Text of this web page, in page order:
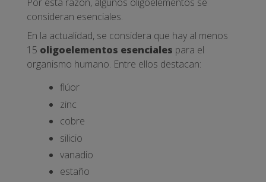
consideran esenciales.
En la actualidad, se considera que hay al menos
15 oligoelementos esenciales para el
organismo humano. Entre ellos destacan:
flúor
zinc
cobre
silicio
vanadio
estaño